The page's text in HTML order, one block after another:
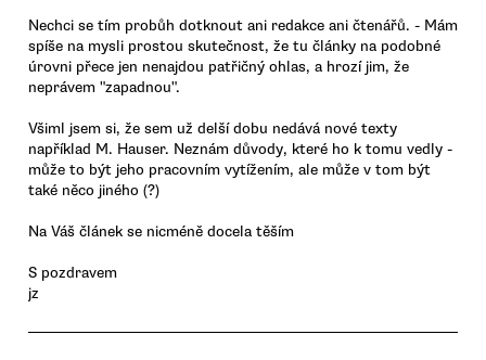
Nechci se tím probůh dotknout ani redakce ani čtenářů. - Mám
spíše na mysli prostou skutečnost, že tu články na podobné
úrovni přece jen nenajdou patřičný ohlas, a hrozí jim, že
neprávem "zapadnou".
Všiml jsem si, že sem už delší dobu nedává nové texty
například M. Hauser. Neznám důvody, které ho k tomu vedly -
může to být jeho pracovním vytížením, ale může v tom být
také něco jiného (?)
Na Váš článek se nicméně docela těším
S pozdravem
jz